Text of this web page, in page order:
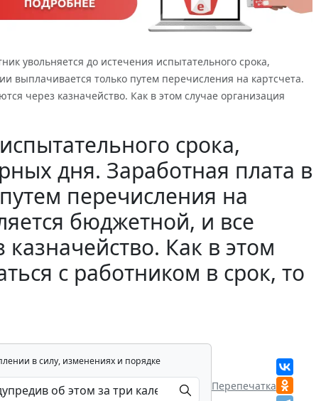
увольняется до истечения испытательного срока,
выплачивается только путем перечисления на картсчета.
через казначейство. Как в этом случае организация
срока,
дня. Заработная плата в
перечисления на
бюджетной, и все
Как в этом
с работником в срок, то
в силу, изменениях и порядке
Перепечатка